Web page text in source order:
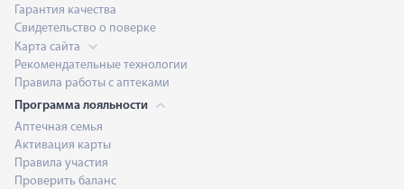
Гарантия качества
Свидетельство о поверке
Карта сайта
Рекомендательные технологии
Правила работы с аптеками
Программа лояльности
Аптечная семья
Активация карты
Правила участия
Проверить баланс